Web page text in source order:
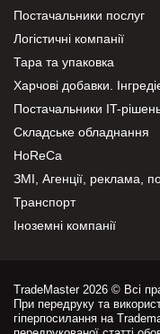
Постачальники послуг
Логістичні компанії
Тара та упаковка
Харчові добавки.
Постачальники IT-
Складське обладнання
HoReCa
ЗМІ, Агенції, реклама,
Транспорт
Іноземні компанії
TradeMaster 2026 © Всі
При передруку та
гіперпосилання на